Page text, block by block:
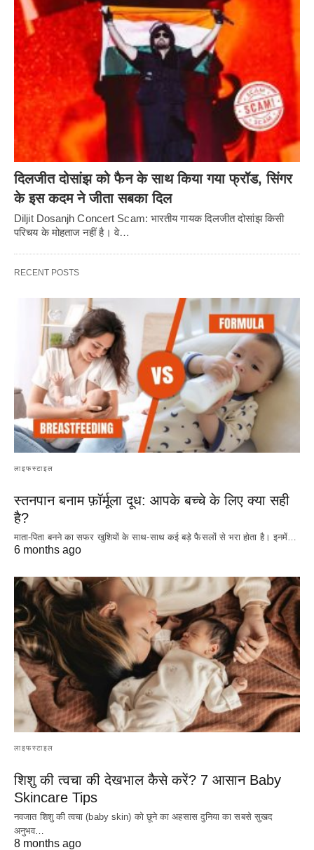
दिलजीत दोसांझ को फैन के साथ किया गया फ्रॉड, सिंगर
के इस कदम ने जीता सबका दिल
Diljit Dosanjh Concert Scam: भारतीय गायक दिलजीत दोसांझ किसी
परिचय के मोहताज नहीं है। वे…
RECENT POSTS
लाइफस्टाइल
स्तनपान बनाम फ़ॉर्मूला दूध: आपके बच्चे के लिए क्या सही
है?
माता-पिता बनने का सफर खुशियों के साथ-साथ कई बड़े फैसलों से भरा होता है। इनमें…
6 months ago
लाइफस्टाइल
शिशु की त्वचा की देखभाल कैसे करें? 7 आसान Baby
Skincare Tips
नवजात शिशु की त्वचा (baby skin) को छूने का अहसास दुनिया का सबसे सुखद
अनुभव…
8 months ago